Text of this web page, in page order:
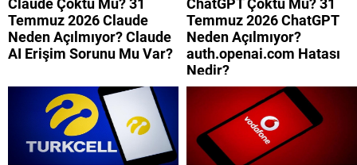
Claude Çöktü Mü? 31
Temmuz 2026 Claude
Neden Açılmıyor? Claude
AI Erişim Sorunu Mu Var?
ChatGPT Çöktü Mü? 31
Temmuz 2026 ChatGPT
Neden Açılmıyor?
auth.openai.com Hatası
Nedir?